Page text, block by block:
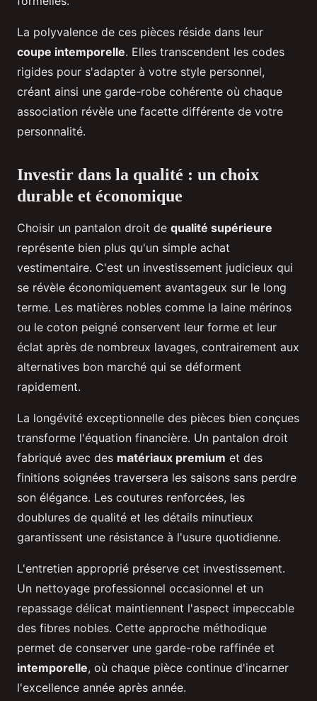
La polyvalence de ces pièces réside dans leur
coupe intemporelle. Elles transcendent les codes
rigides pour s'adapter à votre style personnel,
créant ainsi une garde-robe cohérente où chaque
association révèle une facette différente de votre
personnalité.
Investir dans la qualité : un choix
durable et économique
Choisir un pantalon droit de qualité supérieure
représente bien plus qu'un simple achat
vestimentaire. C'est un investissement judicieux qui
se révèle économiquement avantageux sur le long
terme. Les matières nobles comme la laine mérinos
ou le coton peigné conservent leur forme et leur
éclat après de nombreux lavages, contrairement aux
alternatives bon marché qui se déforment
rapidement.
La longévité exceptionnelle des pièces bien conçues
transforme l'équation financière. Un pantalon droit
fabriqué avec des matériaux premium et des
finitions soignées traversera les saisons sans perdre
son élégance. Les coutures renforcées, les
doublures de qualité et les détails minutieux
garantissent une résistance à l'usure quotidienne.
L'entretien approprié préserve cet investissement.
Un nettoyage professionnel occasionnel et un
repassage délicat maintiennent l'aspect impeccable
des fibres nobles. Cette approche méthodique
permet de conserver une garde-robe raffinée et
intemporelle, où chaque pièce continue d'incarner
l'excellence année après année.